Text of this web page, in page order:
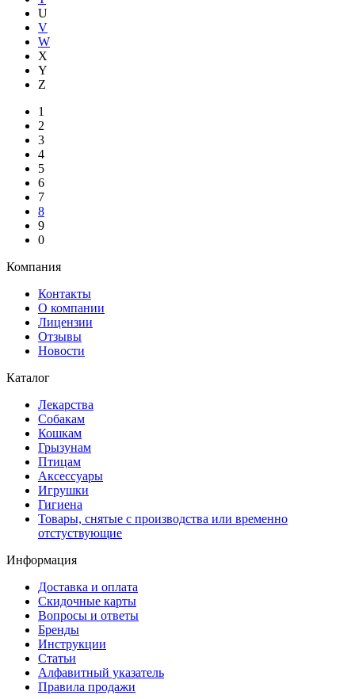
U
V
W
X
Y
Z
1
2
3
4
5
6
7
8
9
0
Компания
Контакты
О компании
Лицензии
Отзывы
Новости
Каталог
Лекарства
Собакам
Кошкам
Грызунам
Птицам
Аксессуары
Игрушки
Гигиена
Товары, снятые с производства или временно
отстуствующие
Информация
Доставка и оплата
Скидочные карты
Вопросы и ответы
Бренды
Инструкции
Статьи
Алфавитный указатель
Правила продажи